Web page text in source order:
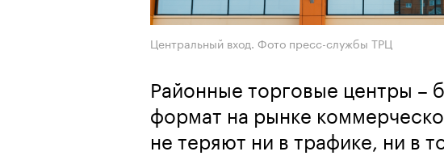
Центральный вход. Фото пресс-службы ТРЦ
Районные торговые центры –
формат на рынке
не теряют ни в трафике, ни в